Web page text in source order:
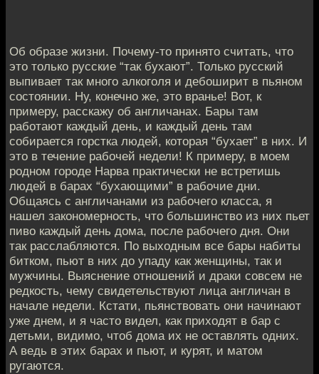
Об образе жизни. Почему-то принято считать, что
это только русские “так бухают”. Только русский
выпивает так много алкоголя и дебоширит в пьяном
состоянии. Ну, конечно же, это вранье! Вот, к
примеру, расскажу об англичанах. Бары там
работают каждый день, и каждый день там
собирается горстка людей, которая “бухает” в них. И
это в течение рабочей недели! К примеру, в моем
родном городе Нарва практически не встретишь
людей в барах “бухающими” в рабочие дни.
Общаясь с англичанами из рабочего класса, я
нашел закономерность, что большинство из них пьет
пиво каждый день дома, после рабочего дня. Они
так расслабляются. По выходным все бары набиты
битком, пьют в них до упаду как женщины, так и
мужчины. Выяснение отношений и драки совсем не
редкость, чему свидетельствуют лица англичан в
начале недели. Кстати, пьянствовать они начинают
уже днем, и я часто видел, как приходят в бар с
детьми, видимо, чтоб дома их не оставлять одних.
А ведь в этих барах и пьют, и курят, и матом
ругаются.